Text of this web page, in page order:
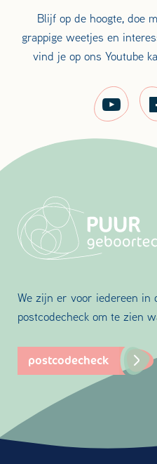
Blijf op de hoogte, doe
grappige weetjes en
vind je op ons Youtube
We zijn er voor iedereen in
postcodecheck om te zien
postcodecheck